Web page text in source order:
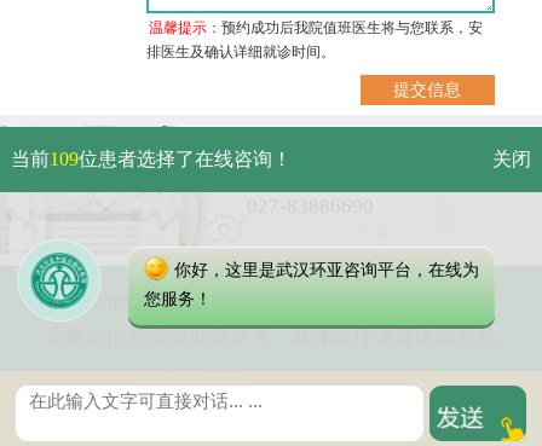
温馨提示：预约成功后我院值班医生将与您联系，安
排医生及确认详细就诊时间。
武汉市硚口区解放大道479号
免费电话：
Copyright 2025 武汉环亚中医白癜风医院
本网站信息仅做健康参考，具体诊疗请遵医师意见
鄂ICP备16003424号-8
当前109位患者选择了在线咨询！ 关闭
你好，这里是武汉环亚咨询平台，在线为
您服务！